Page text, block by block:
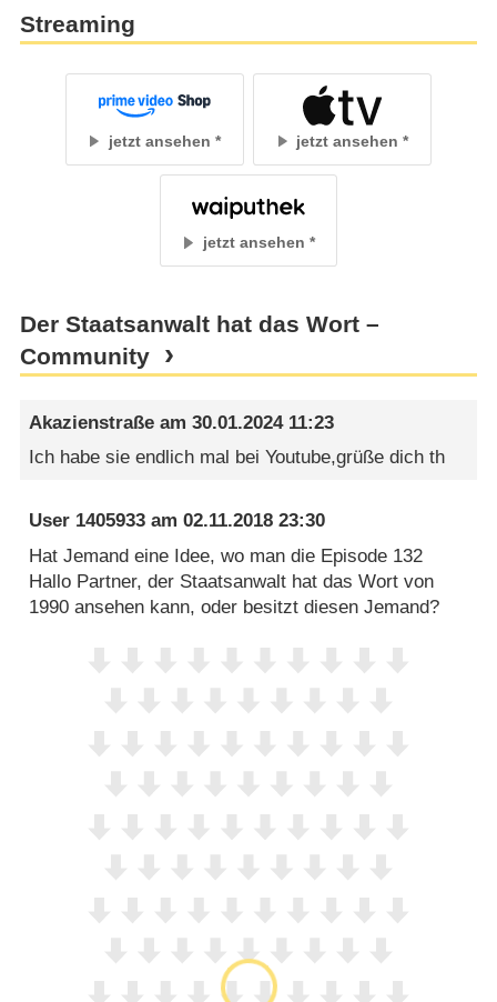
Streaming
jetzt ansehen jetzt ansehen
jetzt ansehen
Der Staatsanwalt hat das Wort –
Community
Akazienstraßeam30.01.2024 11:23
Ich habe sie endlich mal bei Youtube,grüße dich th
User 1405933 am02.11.2018 23:30
Hat Jemand eine Idee, wo man die Episode 132
Hallo Partner, der Staatsanwalt hat das Wort von
1990 ansehen kann, oder besitzt diesen Jemand?